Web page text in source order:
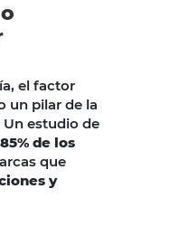
el factor
un pilar de la
estudio de
85% de los
que
y